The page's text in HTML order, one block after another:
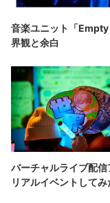
音楽ユニット「
界観と余白
バーチャルライブ配信
リアルイベントして